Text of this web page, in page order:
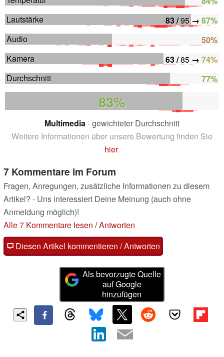
Lautstärke
83 /95 → 87%
Audio
50%
Kamera
63 /85 → 74%
Durchschnitt
77%
83%
Multimedia - gewichteter Durchschnitt
Weitere Informationen über unsere Bewertung finden Sie
hier.
7 Kommentare im Forum
Fragen, Anregungen, zusätzliche Informationen zu diesem
Artikel? - Uns interessiert Deine Meinung (auch ohne
Anmeldung möglich)!
Alle 7 Kommentare lesen /Antworten
Diesen Artikel kommentieren / Antworten
Als bevorzugte Quelle
auf Google
hinzufügen